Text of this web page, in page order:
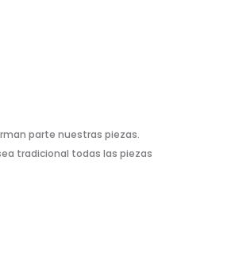
parte nuestras piezas.
tradicional todas las piezas